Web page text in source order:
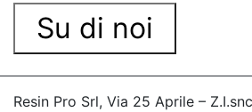
Su di noi
Resin Pro Srl, Via 25 Aprile –